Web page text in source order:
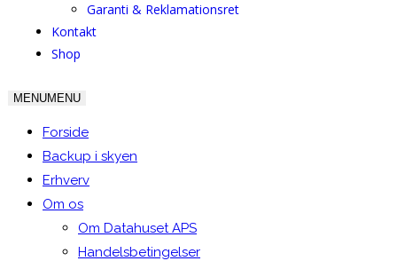
Garanti & Reklamationsret
Kontakt
Shop
MENUMENU
Forside
Backup i skyen
Erhverv
Om os
Om Datahuset APS
Handelsbetingelser